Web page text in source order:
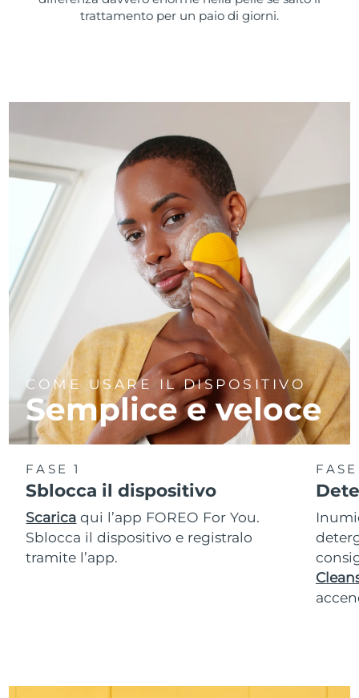
trattamento per un paio di giorni.
COME USARE IL DISPOSITIVO
Semplice e veloce
FASE 1
Sblocca il dispositivo
Scarica qui l’app FOREO For You.
Sblocca il dispositivo e registralo
tramite l’app.